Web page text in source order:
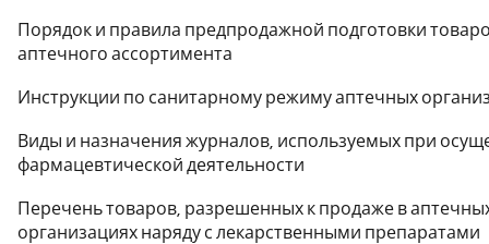
Порядок и правила предпродажной подготовки
аптечного ассортимента
Инструкции по санитарному режиму аптечных
Виды и назначения журналов, используемых при
фармацевтической деятельности
Перечень товаров, разрешенных к продаже в
организациях наряду с лекарственными препаратами